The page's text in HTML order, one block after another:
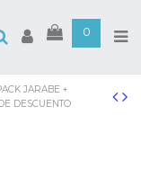
0
JARABE +
DESCUENTO